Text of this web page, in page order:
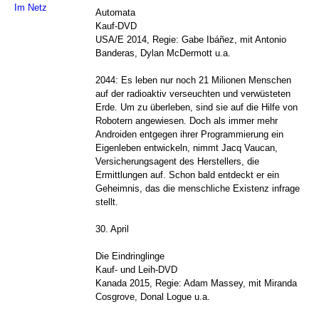
Im Netz
Automata
Kauf-DVD
USA/E 2014, Regie: Gabe Ibáñez, mit Antonio
Banderas, Dylan McDermott u.a.
2044: Es leben nur noch 21 Milionen Menschen
auf der radioaktiv verseuchten und verwüsteten
Erde. Um zu überleben, sind sie auf die Hilfe von
Robotern angewiesen. Doch als immer mehr
Androiden entgegen ihrer Programmierung ein
Eigenleben entwickeln, nimmt Jacq Vaucan,
Versicherungsagent des Herstellers, die
Ermittlungen auf. Schon bald entdeckt er ein
Geheimnis, das die menschliche Existenz infrage
stellt.
30. April
Die Eindringlinge
Kauf- und Leih-DVD
Kanada 2015, Regie: Adam Massey, mit Miranda
Cosgrove, Donal Logue u.a.